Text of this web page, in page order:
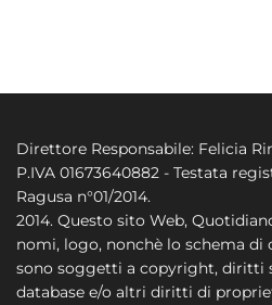
Direttore Responsabile: Felicia
P.IVA 01673640882 - Testata
Ragusa n°01/2014.
2014. Questo sito Web,
nomi, logo, nonchè lo schema di
sono soggetti a copyright, diritti
database e/o altri diritti di